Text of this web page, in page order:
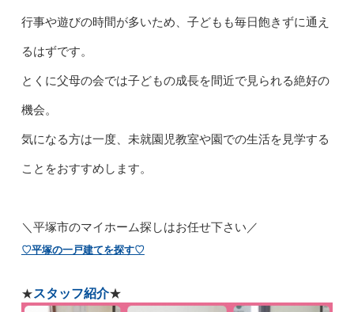
行事や遊びの時間が多いため、子どもも毎日飽きずに通え
るはずです。
とくに父母の会では子どもの成長を間近で見られる絶好の
機会。
気になる方は一度、未就園児教室や園での生活を見学する
ことをおすすめします。
＼ 平塚市のマイホーム探しはお任せ下さい／
♡平塚の一戸建てを探す♡
★スタッフ紹介★